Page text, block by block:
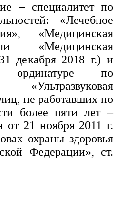
– специалитет по
«Лечебное
«Медицинская
«Медицинская
декабря 2018 г.) и
ординатуре по
не работавших по
более пяти лет –
от 21 ноября 2011 г.
охраны здоровья
Федерации», ст.